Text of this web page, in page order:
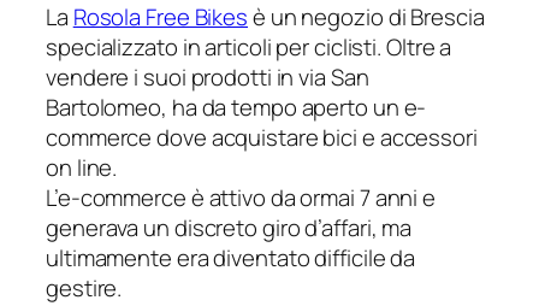
La Rosola Free Bikesè un negozio di Brescia
specializzato in articoli per ciclisti. Oltre a
vendere i suoi prodotti in via San
Bartolomeo, ha da tempo aperto un e-
commerce dove acquistare bici e accessori
on line.
L’e-commerce è attivo da ormai 7 anni e
generava un discreto giro d’affari, ma
ultimamente era diventato difficile da
gestire.